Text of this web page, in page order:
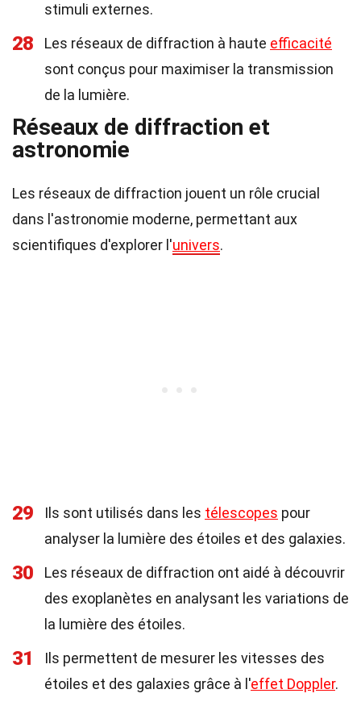
stimuli externes.
28 Les réseaux de diffraction à haute efficacité
sont conçus pour maximiser la transmission
de la lumière.
Réseaux de diffraction et
astronomie
Les réseaux de diffraction jouent un rôle crucial
dans l'astronomie moderne, permettant aux
scientifiques d'explorer l'univers.
29 Ils sont utilisés dans les télescopes pour
analyser la lumière des étoiles et des galaxies.
30
Les réseaux de diffraction ont aidé à découvrir
des exoplanètes en analysant les variations de
la lumière des étoiles.
31
Ils permettent de mesurer les vitesses des
étoiles et des galaxies grâce à l'effet Doppler.